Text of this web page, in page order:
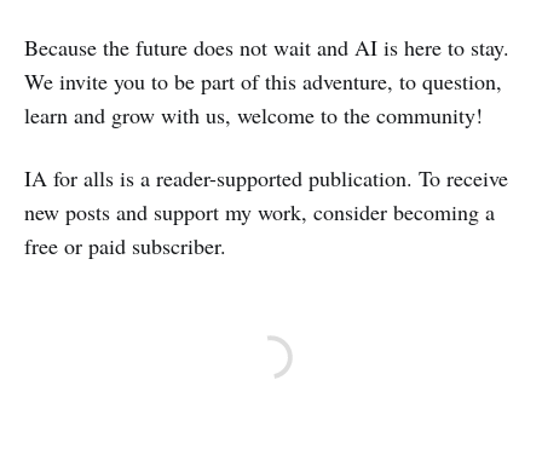
Because the future does not wait and AI is here to stay.
We invite you to be part of this adventure, to question,
learn and grow with us, welcome to the community!
IA for alls is a reader-supported publication. To receive
new posts and support my work, consider becoming a
free or paid subscriber.